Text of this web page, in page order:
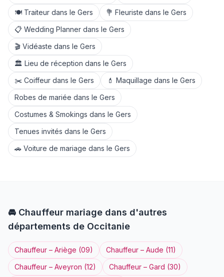
🍽️ Traiteur dans le Gers 💐 Fleuriste dans le Gers
📋 Wedding Planner dans le Gers
🎬 Vidéaste dans le Gers
🏛️ Lieu de réception dans le Gers
✂️ Coiffeur dans le Gers 💄 Maquillage dans le Gers
Robes de mariée dans le Gers
Costumes & Smokings dans le Gers
Tenues invités dans le Gers
🚗 Voiture de mariage dans le Gers
🚘 Chauffeur mariage dans d'autres
départements de Occitanie
Chauffeur – Ariège (09) Chauffeur – Aude (11)
Chauffeur – Aveyron (12) Chauffeur – Gard (30)